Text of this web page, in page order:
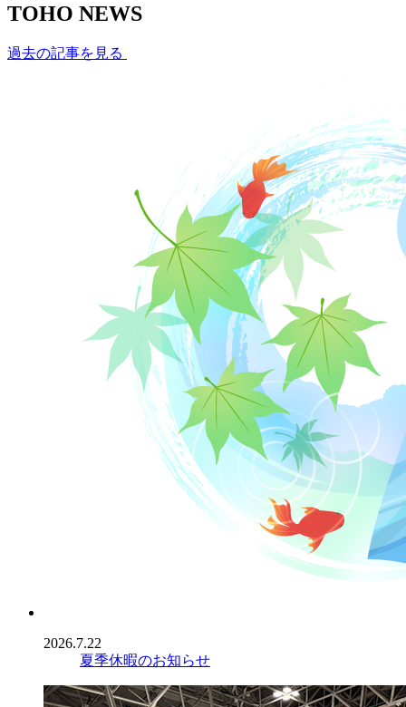
TOHO NEWS
過去の記事を見る
2026.7.22
夏季休暇のお知らせ